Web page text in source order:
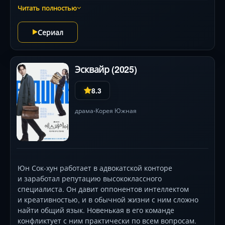
стала ещё красивее в 40, а к 80 стала самой
внешность для проживания в раю. Каково же было её
удивление, когда она обнаружила, что её муженёк
на небесах живёт в молодом обличье.
Читать полностью
Сериал
Эсквайр (2025)
8.3
драма•Корея Южная
Юн Сок-хун работает в адвокатской конторе
и заработал репутацию высококлассного
специалиста. Он давит оппонентов интеллектом
и креативностью, и в обычной жизни с ним сложно
найти общий язык. Новенькая в его команде
конфликтует с ним практически по всем вопросам.